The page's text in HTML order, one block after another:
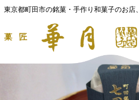
東京都町田市の銘菓・手作り和菓子のお店